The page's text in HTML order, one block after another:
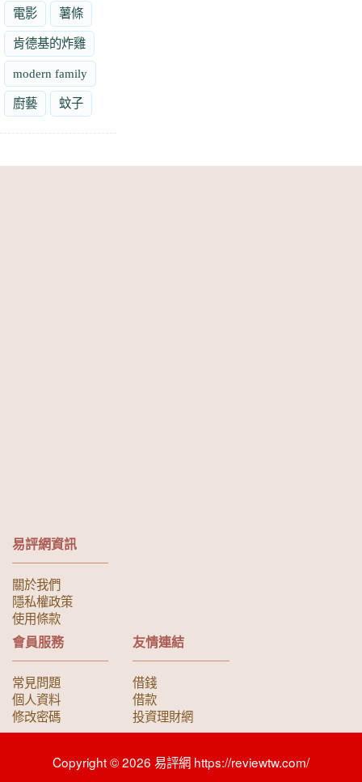
電影 薯條
肯德基的炸雞
modern family
廚藝 蚊子
易評網資訊
關於我們
隱私權政策
使用條款
會員服務
常見問題
個人資料
修改密碼
友情連結
借錢
借款
投資理財網
Copyright © 2026 易評網 https://reviewtw.com/